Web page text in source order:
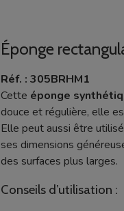
Éponge
Réf. : 305BRHM1
Cette éponge
douce et régulière, elle
Elle peut aussi être
ses dimensions
des surfaces plus larges.
Conseils d’utilisation :